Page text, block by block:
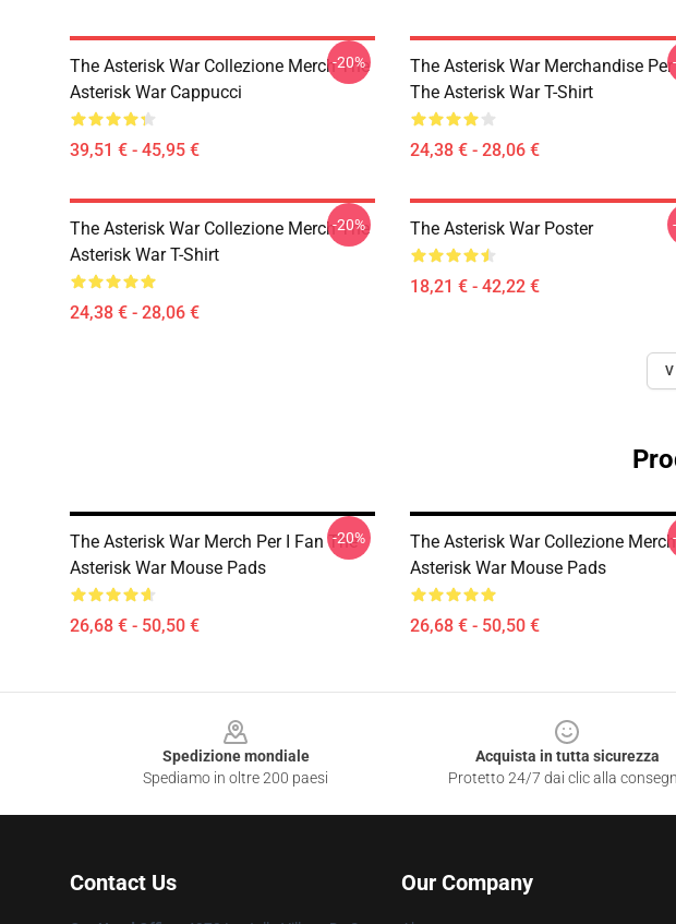
The Asterisk War Collezione Merch The
Asterisk War Cappucci
39,51 € - 45,95 €
-20%
The Asterisk War Merchandise Per
The Asterisk War T-Shirt
24,38 € - 28,06 €
The Asterisk War Collezione Merch The
Asterisk War T-Shirt
24,38 € - 28,06 €
-20% The Asterisk War Poster
18,21 € - 42,22 €
The Asterisk War Merch Per I Fan The
Asterisk War Mouse Pads
26,68 € - 50,50 €
-20%
The Asterisk War Collezione
Asterisk War Mouse Pads
26,68 € - 50,50 €
Spedizione mondiale
Spediamo in oltre 200 paesi
Acquista in tutta sicurezza
Protetto 24/7 dai clic alla
Contact Us Our Company